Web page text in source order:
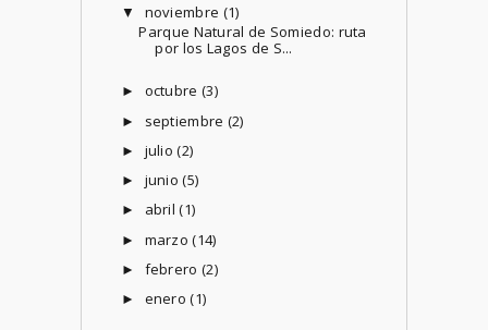
▼ noviembre (1)
Parque Natural de Somiedo: ruta
por los Lagos de S...
► octubre (3)
► septiembre (2)
► julio(2)
► junio(5)
► abril(1)
► marzo(14)
► febrero (2)
► enero(1)